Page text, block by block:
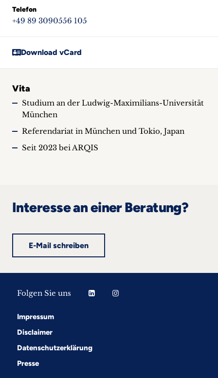
Telefon
+49 89 3090556 105
Download vCard
Vita
Studium an der Ludwig-Maximilians-Universität
München
Referendariat in München und Tokio, Japan
Seit 2023 bei ARQIS
Interesse an einer Beratung?
E-Mail schreiben
Folgen Sie uns
Impressum
Disclaimer
Datenschutzerklärung
Presse